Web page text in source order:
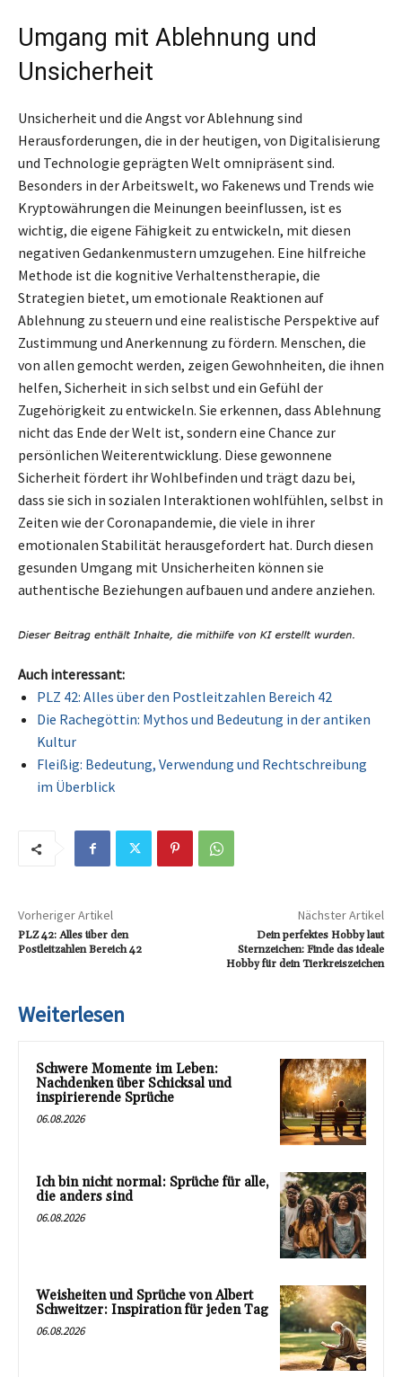
Umgang mit Ablehnung und
Unsicherheit
Unsicherheit und die Angst vor Ablehnung sind
Herausforderungen, die in der heutigen, von Digitalisierung
und Technologie geprägten Welt omnipräsent sind.
Besonders in der Arbeitswelt, wo Fakenews und Trends wie
Kryptowährungen die Meinungen beeinflussen, ist es
wichtig, die eigene Fähigkeit zu entwickeln, mit diesen
negativen Gedankenmustern umzugehen. Eine hilfreiche
Methode ist die kognitive Verhaltenstherapie, die
Strategien bietet, um emotionale Reaktionen auf
Ablehnung zu steuern und eine realistische Perspektive auf
Zustimmung und Anerkennung zu fördern. Menschen, die
von allen gemocht werden, zeigen Gewohnheiten, die ihnen
helfen, Sicherheit in sich selbst und ein Gefühl der
Zugehörigkeit zu entwickeln. Sie erkennen, dass Ablehnung
nicht das Ende der Welt ist, sondern eine Chance zur
persönlichen Weiterentwicklung. Diese gewonnene
Sicherheit fördert ihr Wohlbefinden und trägt dazu bei,
dass sie sich in sozialen Interaktionen wohlfühlen, selbst in
Zeiten wie der Coronapandemie, die viele in ihrer
emotionalen Stabilität herausgefordert hat. Durch diesen
gesunden Umgang mit Unsicherheiten können sie
authentische Beziehungen aufbauen und andere anziehen.
Auch interessant:
PLZ 42: Alles über den Postleitzahlen Bereich 42
Die Rachegöttin: Mythos und Bedeutung in der antiken
Kultur
Fleißig: Bedeutung, Verwendung und Rechtschreibung
im Überblick
Vorheriger Artikel
PLZ 42: Alles über den
Postleitzahlen Bereich 42
Nächster Artikel
Dein perfektes Hobby laut
Sternzeichen: Finde das ideale
Hobby für dein Tierkreiszeichen
Weiterlesen
Schwere Momente im Leben:
Nachdenken über Schicksal und
inspirierende Sprüche
06.08.2026
Ich bin nicht normal: Sprüche für alle,
die anders sind
06.08.2026
Weisheiten und Sprüche von Albert
Schweitzer: Inspiration für jeden Tag
06.08.2026